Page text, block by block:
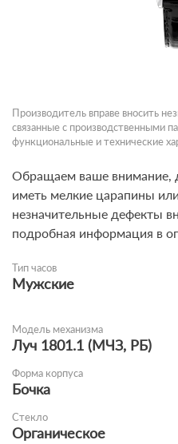
Производитель вправе вносить
связанные с производственными
функциональные и технические
Обращаем ваше внимание,
иметь мелкие царапины
незначительные дефекты
подробная информация в
Тип часов
Мужские
Модель механизма
Луч 1801.1 (МЧЗ, РБ)
Форма корпуса
Бочка
Стекло
Органическое